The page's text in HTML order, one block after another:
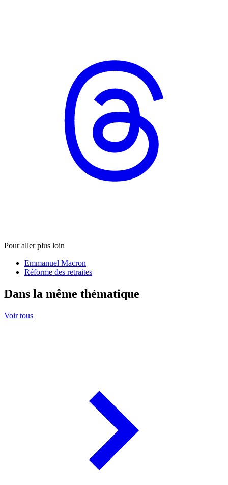
Pour aller plus loin
Emmanuel Macron
Réforme des retraites
Dans la même thématique
Voir tous